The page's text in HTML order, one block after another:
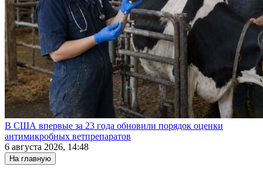
В США впервые за 23 года обновили порядок оценки
антимикробных ветпрепаратов
6 августа 2026, 14:48
На главную